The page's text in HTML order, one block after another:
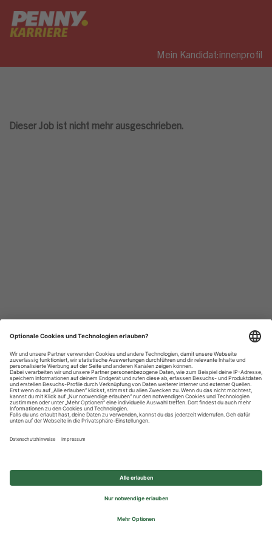
Mein Kandidat:innenprofil
Dieser Job ist nicht mehr ausgeschrieben.
Datenschutzhinweise
Impressum
Privatsphäre-Einstellungen
© 2026 REWE Group - All rights reserved